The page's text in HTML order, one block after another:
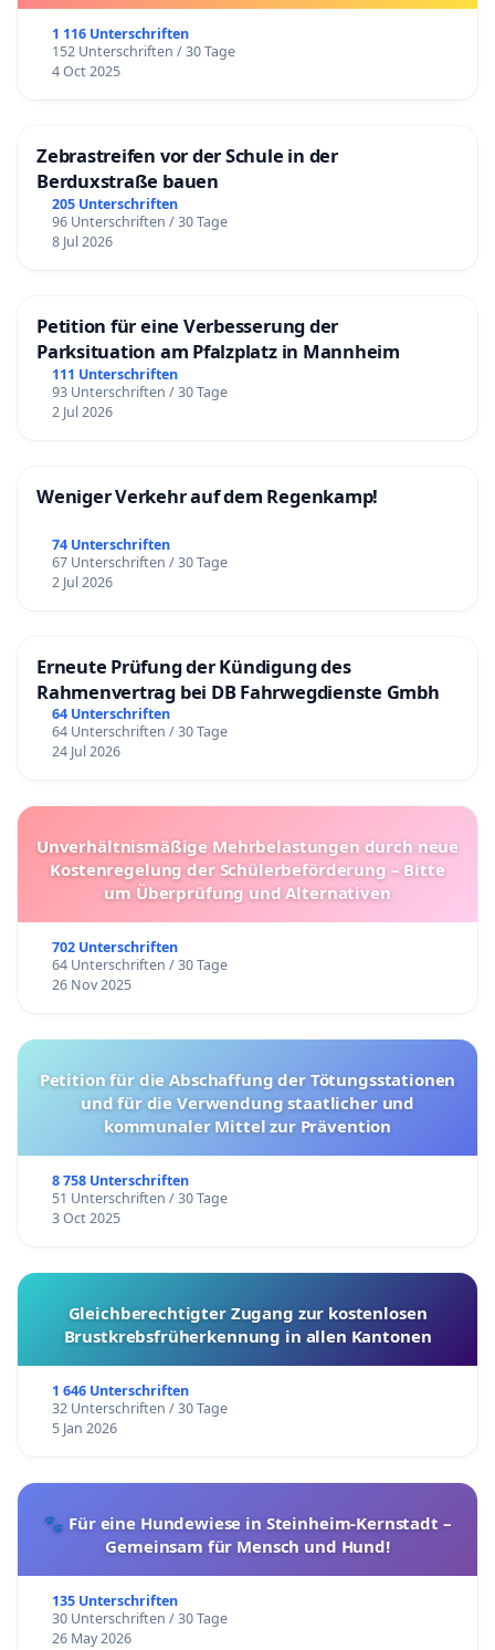
1 116 Unterschriften
152 Unterschriften / 30 Tage
4 Oct 2025
Zebrastreifen vor der Schule in der
Berduxstraße bauen
205 Unterschriften
96 Unterschriften / 30 Tage
8 Jul 2026
Petition für eine Verbesserung der
Parksituation am Pfalzplatz in Mannheim
111 Unterschriften
93 Unterschriften / 30 Tage
2 Jul 2026
Weniger Verkehr auf dem Regenkamp!
74 Unterschriften
67 Unterschriften / 30 Tage
2 Jul 2026
Erneute Prüfung der Kündigung des
Rahmenvertrag bei DB Fahrwegdienste Gmbh
64 Unterschriften
64 Unterschriften / 30 Tage
24 Jul 2026
Unverhältnismäßige Mehrbelastungen durch neue
Kostenregelung der Schülerbeförderung – Bitte
um Überprüfung und Alternativen
702 Unterschriften
64 Unterschriften / 30 Tage
26 Nov 2025
Petition für die Abschaffung der Tötungsstationen
und für die Verwendung staatlicher und
kommunaler Mittel zur Prävention
8 758 Unterschriften
51 Unterschriften / 30 Tage
3 Oct 2025
Gleichberechtigter Zugang zur kostenlosen
Brustkrebsfrüherkennung in allen Kantonen
1 646 Unterschriften
32 Unterschriften / 30 Tage
5 Jan 2026
🐾 Für eine Hundewiese in Steinheim-Kernstadt –
Gemeinsam für Mensch und Hund!
135 Unterschriften
30 Unterschriften / 30 Tage
26 May 2026